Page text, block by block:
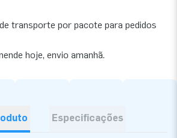
transporte por pacote para pedidos
hoje, envio amanhã.
Especificações